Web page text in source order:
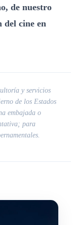
de nuestro
del cine en
y servicios
de los Estados
embajada o
para